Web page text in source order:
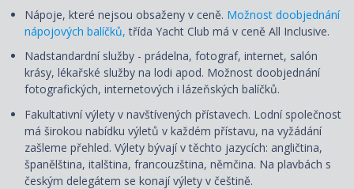
Nápoje, které nejsou obsaženy v ceně. Možnost doobjednání
nápojových balíčků, třída Yacht Club má v ceně All Inclusive.
Nadstandardní služby - prádelna, fotograf, internet, salón
krásy, lékařské služby na lodi apod. Možnost doobjednání
fotografických, internetových i lázeňských balíčků.
Fakultativní výlety v navštívených přístavech. Lodní společnost
má širokou nabídku výletů v každém přístavu, na vyžádání
zašleme přehled. Výlety bývají v těchto jazycích: angličtina,
španělština, italština, francouzština, němčina. Na plavbách s
českým delegátem se konají výlety v češtině.